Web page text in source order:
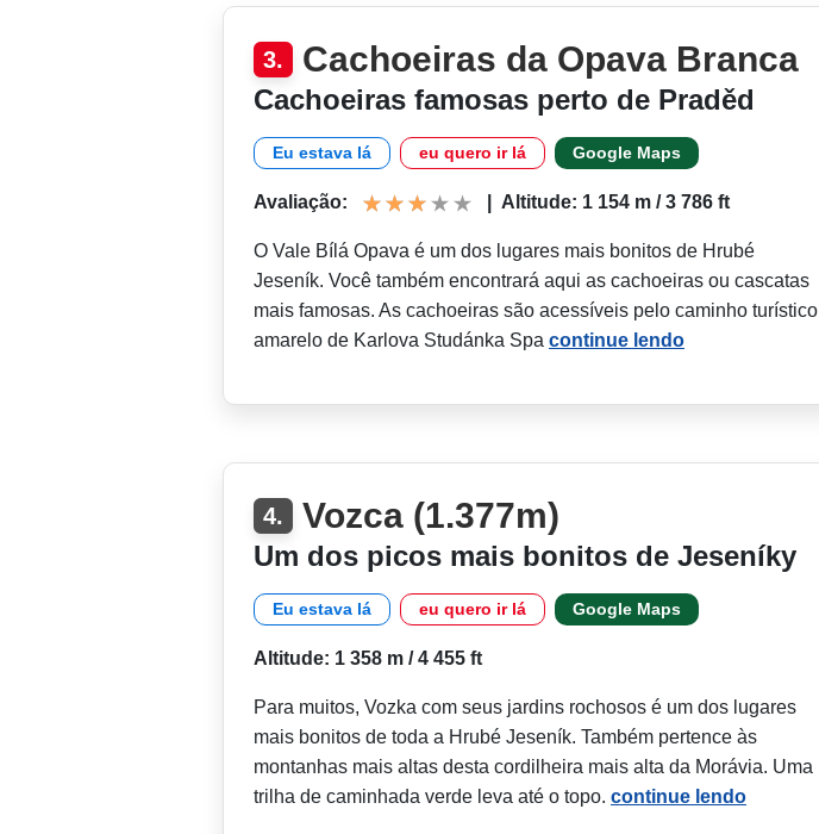
3. Cachoeiras da Opava Branca
Cachoeiras famosas perto de Praděd
Eu estava lá eu quero ir lá Google Maps
Avaliação: Altitude: 1 154 m / 3 786 ft
O Vale Bílá Opava é um dos lugares mais bonitos de Hrubé
Jeseník. Você também encontrará aqui as cachoeiras ou cascatas
mais famosas. As cachoeiras são acessíveis pelo caminho turístico
amarelo de Karlova Studánka Spa continue lendo
4. Vozca (1.377m)
Um dos picos mais bonitos de Jeseníky
Eu estava lá eu quero ir lá Google Maps
Altitude: 1 358 m / 4 455 ft
Para muitos, Vozka com seus jardins rochosos é um dos lugares
mais bonitos de toda a Hrubé Jeseník. Também pertence às
montanhas mais altas desta cordilheira mais alta da Morávia. Uma
trilha de caminhada verde leva até o topo. continue lendo